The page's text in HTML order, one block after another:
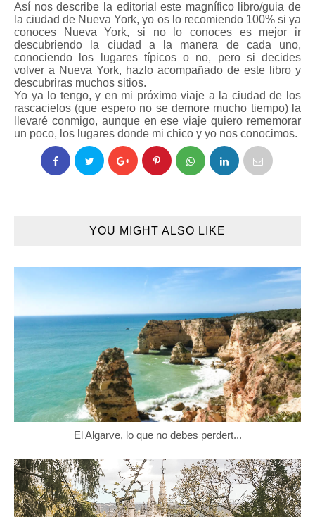
Así nos describe la editorial este magnífico libro/guia de
la ciudad de Nueva York, yo os lo recomiendo 100% si ya
conoces Nueva York, si no lo conoces es mejor ir
descubriendo la ciudad a la manera de cada uno,
conociendo los lugares típicos o no, pero si decides
volver a Nueva York, hazlo acompañado de este libro y
descubriras muchos sitios.
Yo ya lo tengo, y en mi próximo viaje a la ciudad de los
rascacielos (que espero no se demore mucho tiempo) la
llevaré conmigo, aunque en ese viaje quiero rememorar
un poco, los lugares donde mi chico y yo nos conocimos.
YOU MIGHT ALSO LIKE
El Algarve, lo que no debes perdert...